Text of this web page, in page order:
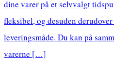
dine varer på et selvvalgt
fleksibel, og desuden
leveringsmåde. Du kan på
varerne […]